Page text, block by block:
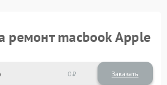
ремонт macbook Apple
0 Заказать